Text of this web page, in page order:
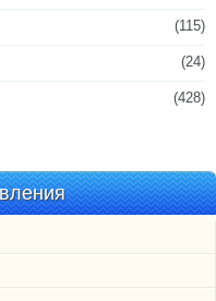
(115)
(24)
(428)